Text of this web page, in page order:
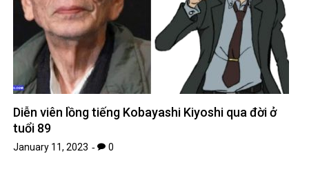
Diễn viên lồng tiếng Kobayashi Kiyoshi qua đời ở
tuổi 89
January 11, 2023 0